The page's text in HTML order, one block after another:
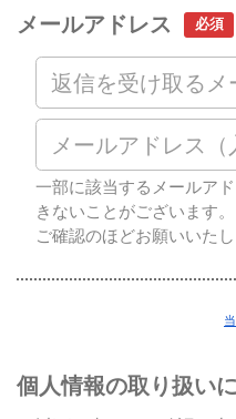
メールアドレス
一部に該当するメールア
きないことがございます
ご確認のほどお願いいたし
個人情報の取り扱い